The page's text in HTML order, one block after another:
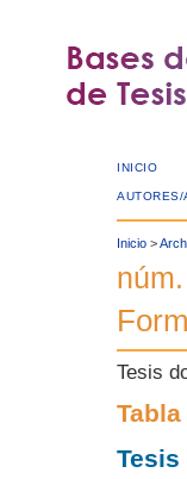
INICIO
AUTORES/
Inicio >
Tesis
Tesis